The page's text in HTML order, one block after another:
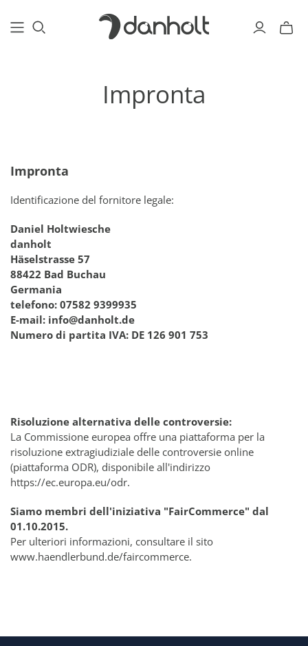
Impronta
Impronta
Identificazione del fornitore legale:
Daniel Holtwiesche
danholt
Häselstrasse 57
88422 Bad Buchau
Germania
telefono: 07582 9399935
E-mail: info@danholt.de
Numero di partita IVA: DE 126 901 753
Risoluzione alternativa delle controversie:
La Commissione europea offre una piattaforma per la
risoluzione extragiudiziale delle controversie online
(piattaforma ODR), disponibile all'indirizzo
https://ec.europa.eu/odr.
Siamo membri dell'iniziativa "FairCommerce" dal
01.10.2015.
Per ulteriori informazioni, consultare il sito
www.haendlerbund.de/faircommerce.